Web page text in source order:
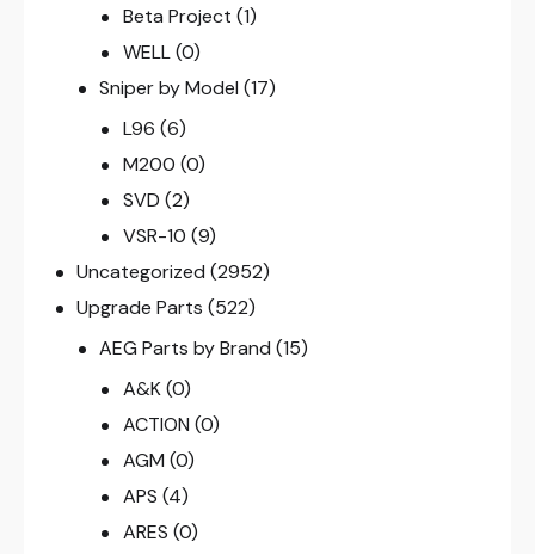
Beta Project (1)
WELL (0)
Sniper by Model (17)
L96 (6)
M200 (0)
SVD (2)
VSR-10 (9)
Uncategorized (2952)
Upgrade Parts (522)
AEG Parts by Brand (15)
A&K (0)
ACTION (0)
AGM (0)
APS (4)
ARES (0)